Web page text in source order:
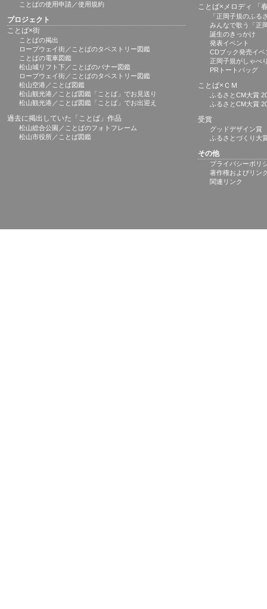
ことばの使用申請／使用規約
プロジェクト
ことば×街
ことばの掲出
ロープウェイ街／ことばのタペストリー図鑑
ことばの電車図鑑
松山城リフト下／ことばのバナー図鑑
ロープウェイ街／ことばのタペストリー図鑑
松山空港／ことば図鑑
松山観光港／ことば図鑑「ことば」でお見送り
松山観光港／ことば図鑑「ことば」でお出迎え
過去に掲出していた「ことば」作品
松山総合公園／ことばのフォトフレーム
松山市役所／ことば図鑑
ことば×メロディ 「
「正岡子規のふる
みんなで歌う「正
誕生のきっかけ
発表イベント
CDブック発売イベ
正岡子規がしゃべ
PRトートバッグ
ことば×ＣＭ
ふるさとCM大賞
ふるさとCM大賞
受賞
グッドデザイン賞
ふるさとづくり大
その他
プライバシーポリ
著作権およびリン
関連リンク